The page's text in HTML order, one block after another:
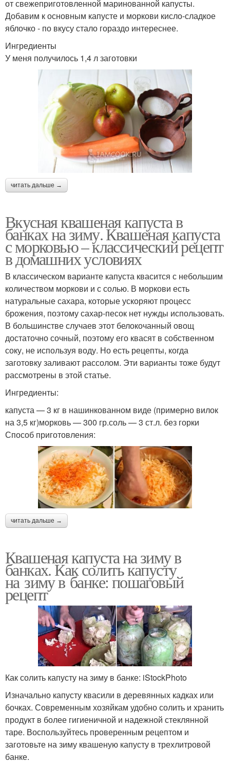
от свежеприготовленной маринованной капусты.
Добавим к основным капусте и моркови кисло-сладкое
яблочко - по вкусу стало гораздо интереснее.
Ингредиенты
У меня получилось 1,4 л заготовки
читать дальше →
Вкусная квашеная капуста в
банках на зиму. Квашеная капуста
с морковью – классический рецепт
в домашних условиях
В классическом варианте капуста квасится с небольшим
количеством моркови и с солью. В моркови есть
натуральные сахара, которые ускоряют процесс
брожения, поэтому сахар-песок нет нужды использовать.
В большинстве случаев этот белокочанный овощ
достаточно сочный, поэтому его квасят в собственном
соку, не используя воду. Но есть рецепты, когда
заготовку заливают рассолом. Эти варианты тоже будут
рассмотрены в этой статье.
Ингредиенты:
капуста — 3 кг в нашинкованном виде (примерно вилок
на 3,5 кг)морковь — 300 гр.соль — 3 ст.л. без горки
Способ приготовления:
читать дальше →
Квашеная капуста на зиму в
банках. Как солить капусту
на зиму в банке: пошаговый
рецепт
Как солить капусту на зиму в банке: iStockPhoto
Изначально капусту квасили в деревянных кадках или
бочках. Современным хозяйкам удобно солить и хранить
продукт в более гигиеничной и надежной стеклянной
таре. Воспользуйтесь проверенным рецептом и
заготовьте на зиму квашеную капусту в трехлитровой
банке.